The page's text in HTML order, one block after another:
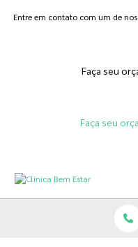
Entre em contato com um de
Faça seu
Faça seu